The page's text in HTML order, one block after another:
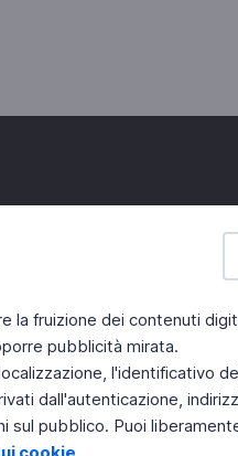
fruizione dei contenuti
pubblicità mirata.
l'identificativo
dall'autenticazione,
sul pubblico. Puoi